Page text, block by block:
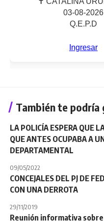
También te
LA POLICÍA ESPERA QUE
QUE ANTES OCUPABA A
DEPARTAMENTAL
09/05/2022
CONCEJALES DEL PJ DE
CON UNA DERROTA
29/11/2019
Reunión informativa